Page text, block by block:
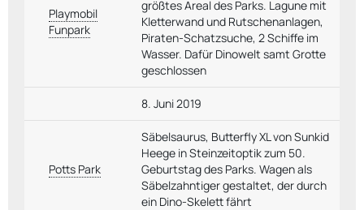
Playmobil
Funpark
größtes Areal des Parks. Lagune mit
Kletterwand und Rutschenanlagen,
Piraten-Schatzsuche, 2 Schiffe im
Wasser. Dafür Dinowelt samt Grotte
geschlossen
8. Juni 2019
Potts Park
Säbelsaurus, Butterfly XL von Sunkid
Heege in Steinzeitoptik zum 50.
Geburtstag des Parks. Wagen als
Säbelzahntiger gestaltet, der durch
ein Dino-Skelett fährt